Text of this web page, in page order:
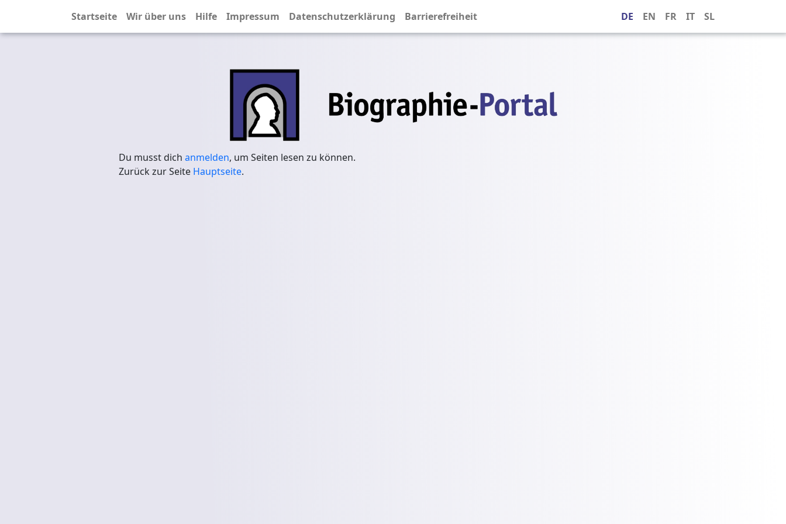
Startseite Wir über uns Hilfe Impressum Datenschutzerklärung Barrierefreiheit DE EN FR IT SL
Du musst dich anmelden, um Seiten lesen zu können.
Zurück zur Seite Hauptseite.